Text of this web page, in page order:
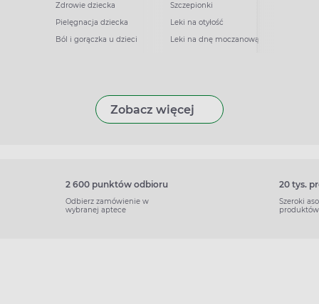
Zdrowie dziecka
Pielęgnacja dziecka
Ból i gorączka u dzieci
Szczepionki
Leki na otyłość
Leki na dnę moczanową
Zobacz więcej
2 600 punktów odbioru
Odbierz zamówienie w
wybranej aptece
20 tys.
Szeroki
produktów